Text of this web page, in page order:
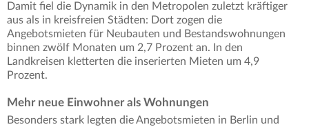
Damit fiel die Dynamik in den Metropolen zuletzt kräftiger
aus als in kreisfreien Städten: Dort zogen die
Angebotsmieten für Neubauten und Bestandswohnungen
binnen zwölf Monaten um 2,7 Prozent an. In den
Landkreisen kletterten die inserierten Mieten um 4,9
Prozent.
Mehr neue Einwohner als Wohnungen
Besonders stark legten die Angebotsmieten in Berlin und